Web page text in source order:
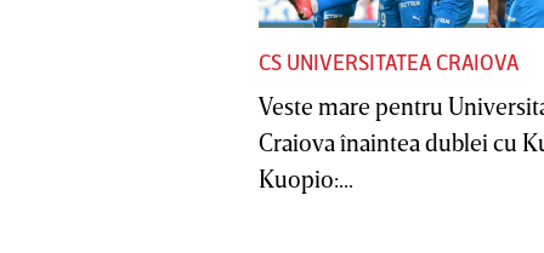
CS UNIVERSITATEA CRAIOVA
Veste mare pentru
Craiova înaintea dublei cu
Kuopio:...